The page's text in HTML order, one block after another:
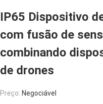
IP65 Dispositivo
com fusão de
combinando
de drones
Preço: Negociável